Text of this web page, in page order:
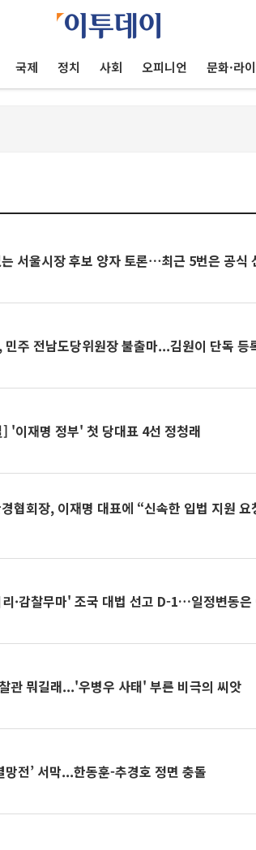
국제 정치 사회 오피니언 문화·라
서울시장 후보 양자 토론⋯최근 5번은 공식
민주 전남도당위원장 불출마...김원이 단독 등
'이재명 정부' 첫 당대표 4선 정청래
협회장, 이재명 대표에 “신속한 입법 지원
·감찰무마' 조국 대법 선고 D-1…일정변동은
관 뭐길래...'우병우 사태' 부른 비극의 씨앗
망전’ 서막...한동훈-추경호 정면 충돌